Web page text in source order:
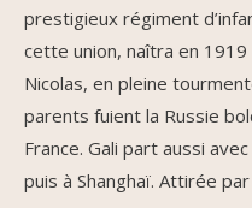
prestigieux régiment
cette union, naîtra en
Nicolas, en pleine
parents fuient la Russie
France. Gali part aussi
puis à Shanghaï. Attirée